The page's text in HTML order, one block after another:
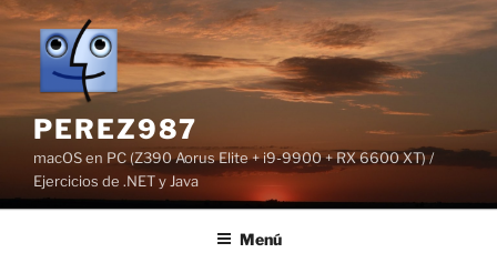
Saltar
contenido
PEREZ987
macOS en PC (Z390 Aorus Elite + i9-9900 + RX 6600 XT) /
Ejercicios de .NET y Java
Menú